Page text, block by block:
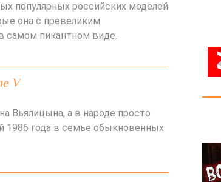
популярных российских моделей
она с превеликим
самом пикантном виде.
V
Вьялицына, а в народе просто
1986 года в семье обыкновенных